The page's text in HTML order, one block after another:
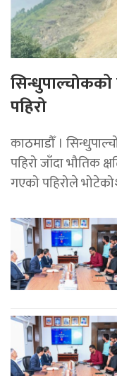
सिन्धुपाल्चोकको
पहिरो
काठमाडौँ ।
पहिरो जाँदा भौतिक
गएको पहिरोले